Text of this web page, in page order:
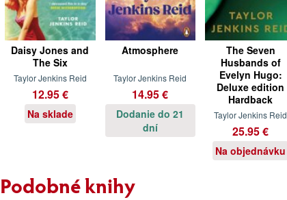
Daisy Jones and
The Six
Taylor Jenkins Reid
12.95 €
Na sklade
Atmosphere
Taylor Jenkins Reid
14.95 €
Dodanie do 21
dní
The Seven
Husbands of
Evelyn Hugo:
Deluxe edition
Hardback
Taylor Jenkins Reid
25.95 €
Na objednávku
Podobné knihy